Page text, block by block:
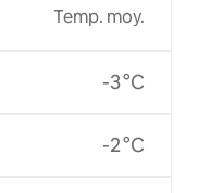
Temp. moy.
-3 °C
-2 °C